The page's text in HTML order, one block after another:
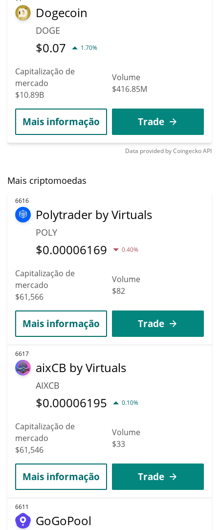
Dogecoin
DOGE
$0.07 1.70%
Capitalização de
mercado
$10.89B
Volume
$416.85M
Mais informação Trade
Data provided byCoingeckoAPI
Mais criptomoedas
6616
Polytrader by Virtuals
POLY
$0.00006169 0.40%
Capitalização de
mercado
$61,566
Volume
$82
Mais informação Trade
6617
aixCB by Virtuals
AIXCB
$0.00006195 0.10%
Capitalização de
mercado
$61,546
Volume
$33
Mais informação Trade
6611
GoGoPool